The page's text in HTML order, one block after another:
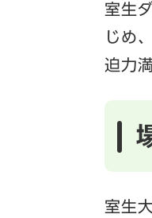
室生
じめ
迫力
室生